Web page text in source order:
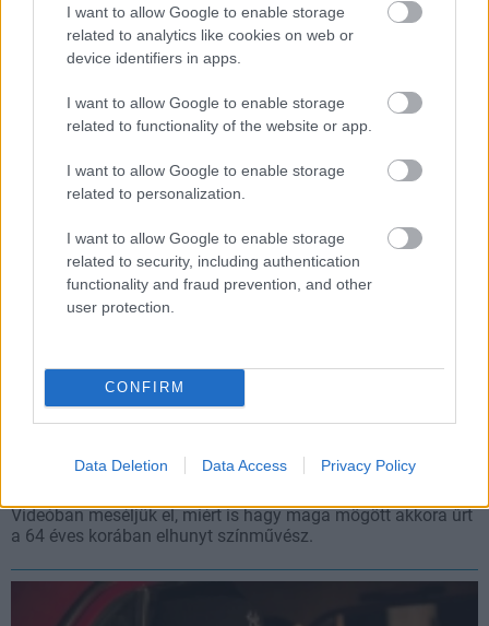
I want to allow Google to enable storage
related to analytics like cookies on web or
device identifiers in apps.
I want to allow Google to enable storage
related to functionality of the website or app.
I want to allow Google to enable storage
related to personalization.
I want to allow Google to enable storage
related to security, including authentication
functionality and fraud prevention, and other
user protection.
CONFIRM
Data Deletion Data Access Privacy Policy
szabályait
pcwplus.hu| 2026.05.23 06:33
Szigorúbb szabályok vonatkoznak a tenyésztőkre, az
eladókra és az online hirdetésekre, de az átlagos kutya- és
macskagazdik kedvencei sem ússzák meg a chipeltetést.
meghatározó részévé vált
Videóban meséljük el, miért is hagy maga mögött akkora űrt
a 64 éves korában elhunyt színművész.